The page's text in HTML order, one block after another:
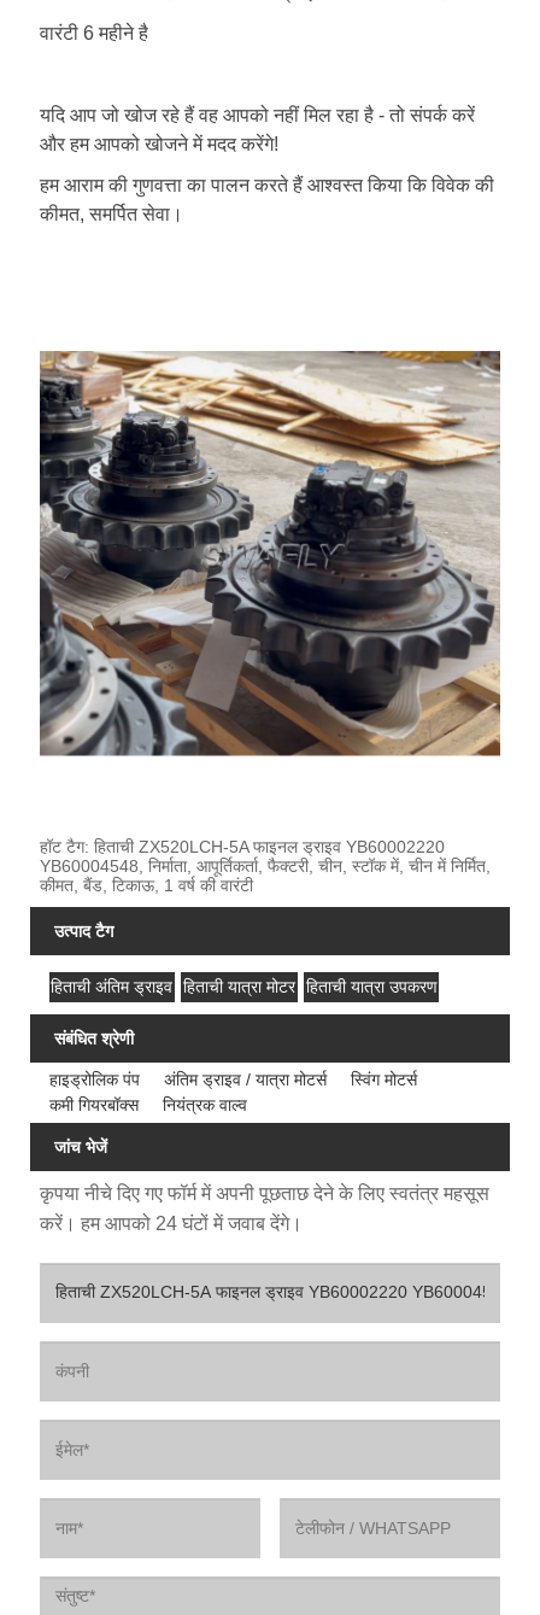
वारंटी 6 महीने है
यदि आप जो खोज रहे हैं वह आपको नहीं मिल रहा है - तो संपर्क करें
और हम आपको खोजने में मदद करेंगे!
हम आराम की गुणवत्ता का पालन करते हैं आश्वस्त किया कि विवेक की
कीमत, समर्पित सेवा।
हॉट टैग: हिताची ZX520LCH-5A फाइनल ड्राइव YB60002220
YB60004548, निर्माता, आपूर्तिकर्ता, फैक्टरी, चीन, स्टॉक में, चीन में निर्मित,
कीमत, बैंड, टिकाऊ, 1 वर्ष की वारंटी
उत्पाद टैग
हिताची अंतिम ड्राइव हिताची यात्रा मोटर हिताची यात्रा उपकरण
संबंधित श्रेणी
हाइड्रोलिक पंप अंतिम ड्राइव / यात्रा मोटर्स
स्विंग मोटर्स
कमी गियरबॉक्स
नियंत्रक वाल्व
जांच भेजें
कृपया नीचे दिए गए फॉर्म में अपनी पूछताछ देने के लिए स्वतंत्र महसूस
करें। हम आपको 24 घंटों में जवाब देंगे।